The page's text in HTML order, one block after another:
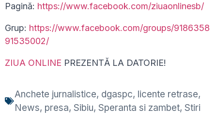
Pagină: https://www.facebook.com/ziuaonlinesb/
Grup: https://www.facebook.com/groups/9186358
91535002/
ZIUA ONLINE PREZENTĂ LA DATORIE!
Anchete jurnalistice, dgaspc, licente retrase,
News, presa, Sibiu, Speranta si zambet, Stiri